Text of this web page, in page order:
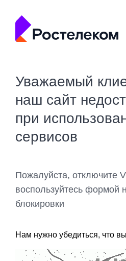
Уважаемый
наш сайт
при
сервисов
Пожалуйста, отключите
воспользуйтесь формой
блокировки
Нам нужно убедиться, что